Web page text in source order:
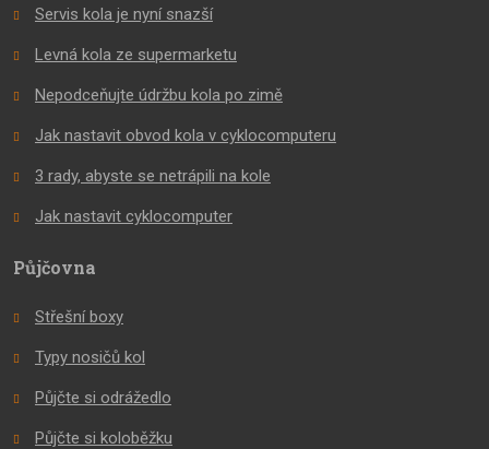
Servis kola je nyní snazší
Levná kola ze supermarketu
Nepodceňujte údržbu kola po zimě
Jak nastavit obvod kola v cyklocomputeru
3 rady, abyste se netrápili na kole
Jak nastavit cyklocomputer
Půjčovna
Střešní boxy
Typy nosičů kol
Půjčte si odrážedlo
Půjčte si koloběžku